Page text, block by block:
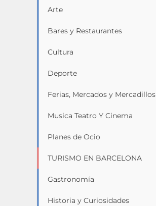
Arte
Bares y Restaurantes
Cultura
Deporte
Ferias, Mercados y Mercadillos
Musica Teatro Y Cinema
Planes de Ocio
TURISMO EN BARCELONA
Gastronomía
Historia y Curiosidades